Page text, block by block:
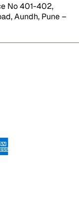
No 401-402,
Aundh, Pune –